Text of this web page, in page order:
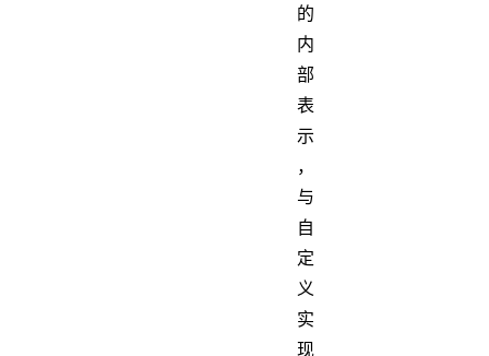
的
内
部
表
示
，
与
自
定
义
实
现